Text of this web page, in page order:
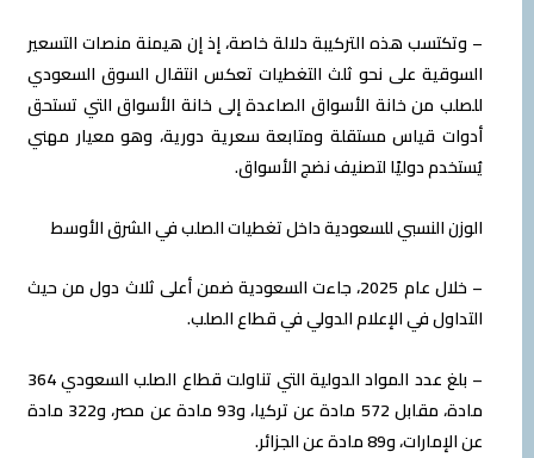
– وتكتسب هذه التركيبة دلالة خاصة، إذ إن هيمنة منصات التسعير
السوقية على نحو ثلث التغطيات تعكس انتقال السوق السعودي
للصلب من خانة الأسواق الصاعدة إلى خانة الأسواق التي تستحق
أدوات قياس مستقلة ومتابعة سعرية دورية، وهو معيار مهني
يُستخدم دوليًا لتصنيف نضج الأسواق.
الوزن النسبي للسعودية داخل تغطيات الصلب في الشرق الأوسط
– خلال عام 2025، جاءت السعودية ضمن أعلى ثلاث دول من حيث
التداول في الإعلام الدولي في قطاع الصلب.
– بلغ عدد المواد الدولية التي تناولت قطاع الصلب السعودي 364
مادة، مقابل 572 مادة عن تركيا، و93 مادة عن مصر، و322 مادة
عن الإمارات، و89 مادة عن الجزائر.